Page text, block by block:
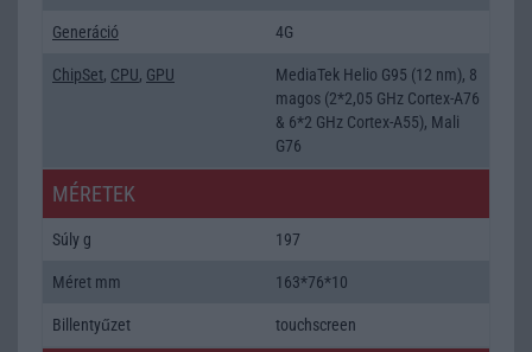
Generáció 4G
ChipSet, CPU, GPU
MediaTek Helio G95 (12 nm), 8
magos (2*2,05 GHz Cortex-A76
& 6*2 GHz Cortex-A55), Mali
G76
MÉRETEK
Súly g 197
Méret mm 163*76*10
Billentyűzet touchscreen